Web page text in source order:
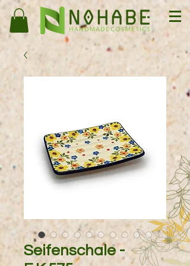
Seifenschale -